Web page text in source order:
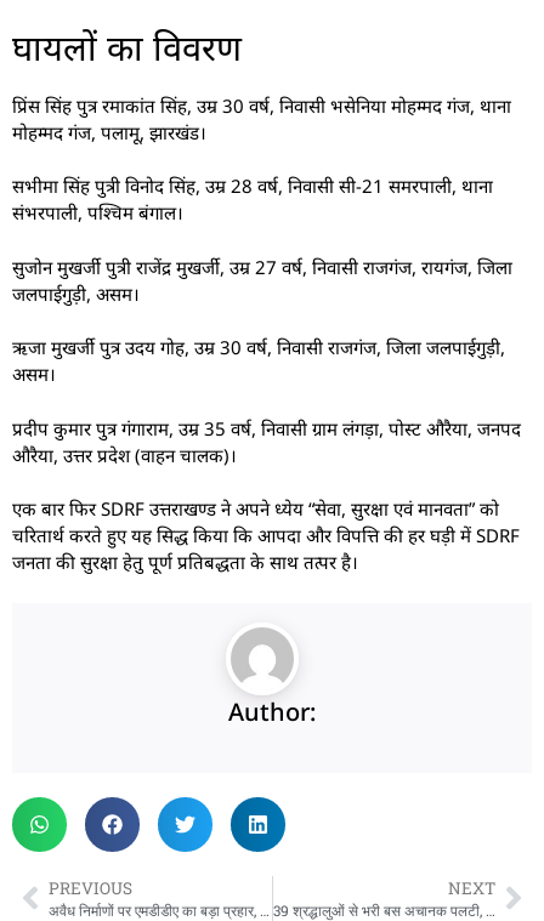
घायलों का विवरण
प्रिंस सिंह पुत्र रमाकांत सिंह, उम्र 30 वर्ष, निवासी भसेनिया मोहम्मद गंज, थाना
मोहम्मद गंज, पलामू, झारखंड।
सभीमा सिंह पुत्री विनोद सिंह, उम्र 28 वर्ष, निवासी सी-21 समरपाली, थाना
संभरपाली, पश्चिम बंगाल।
सुजोन मुखर्जी पुत्री राजेंद्र मुखर्जी, उम्र 27 वर्ष, निवासी राजगंज, रायगंज, जिला
जलपाईगुड़ी, असम।
ऋजा मुखर्जी पुत्र उदय गोह, उम्र 30 वर्ष, निवासी राजगंज, जिला जलपाईगुड़ी,
असम।
प्रदीप कुमार पुत्र गंगाराम, उम्र 35 वर्ष, निवासी ग्राम लंगड़ा, पोस्ट औरैया, जनपद
औरैया, उत्तर प्रदेश (वाहन चालक)।
एक बार फिर SDRF उत्तराखण्ड ने अपने ध्येय “सेवा, सुरक्षा एवं मानवता” को
चरितार्थ करते हुए यह सिद्ध किया कि आपदा और विपत्ति की हर घड़ी में SDRF
जनता की सुरक्षा हेतु पूर्ण प्रतिबद्धता के साथ तत्पर है।
Author:
PREVIOUS
अवैध निर्माणों पर एमडीडीए का बड़ा प्रहार, दो भवन सील
NEXT
39 श्रद्धालुओं से भरी बस अचानक पलटी, तोता घाटी में अफरा-तफरी; बाल-बाल बचे यात्री